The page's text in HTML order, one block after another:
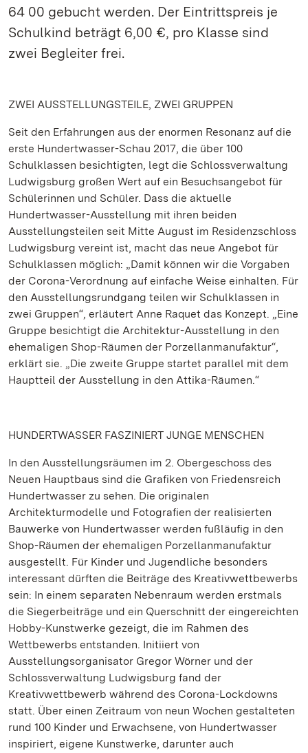
64 00 gebucht werden. Der Eintrittspreis je
Schulkind beträgt 6,00 €, pro Klasse sind
zwei Begleiter frei.
ZWEI AUSSTELLUNGSTEILE, ZWEI GRUPPEN
Seit den Erfahrungen aus der enormen Resonanz auf die
erste Hundertwasser-Schau 2017, die über 100
Schulklassen besichtigten, legt die Schlossverwaltung
Ludwigsburg großen Wert auf ein Besuchsangebot für
Schülerinnen und Schüler. Dass die aktuelle
Hundertwasser-Ausstellung mit ihren beiden
Ausstellungsteilen seit Mitte August im Residenzschloss
Ludwigsburg vereint ist, macht das neue Angebot für
Schulklassen möglich: „Damit können wir die Vorgaben
der Corona-Verordnung auf einfache Weise einhalten. Für
den Ausstellungsrundgang teilen wir Schulklassen in
zwei Gruppen“, erläutert Anne Raquet das Konzept. „Eine
Gruppe besichtigt die Architektur-Ausstellung in den
ehemaligen Shop-Räumen der Porzellanmanufaktur“,
erklärt sie. „Die zweite Gruppe startet parallel mit dem
Hauptteil der Ausstellung in den Attika-Räumen.“
HUNDERTWASSER FASZINIERT JUNGE MENSCHEN
In den Ausstellungsräumen im 2. Obergeschoss des
Neuen Hauptbaus sind die Grafiken von Friedensreich
Hundertwasser zu sehen. Die originalen
Architekturmodelle und Fotografien der realisierten
Bauwerke von Hundertwasser werden fußläufig in den
Shop-Räumen der ehemaligen Porzellanmanufaktur
ausgestellt. Für Kinder und Jugendliche besonders
interessant dürften die Beiträge des Kreativwettbewerbs
sein: In einem separaten Nebenraum werden erstmals
die Siegerbeiträge und ein Querschnitt der eingereichten
Hobby-Kunstwerke gezeigt, die im Rahmen des
Wettbewerbs entstanden. Initiiert von
Ausstellungsorganisator Gregor Wörner und der
Schlossverwaltung Ludwigsburg fand der
Kreativwettbewerb während des Corona-Lockdowns
statt. Über einen Zeitraum von neun Wochen gestalteten
rund 100 Kinder und Erwachsene, von Hundertwasser
inspiriert, eigene Kunstwerke, darunter auch